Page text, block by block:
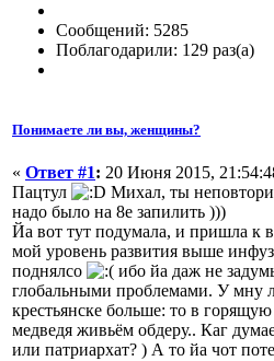
Сообщений: 5285
Поблагодарили: 129 раз(а)
Понимаете ли вы, женщины?
« Ответ #1: 20 Июня 2015,
Пацтул
Михал, ты
надо было на 8е запилить )))
Йа вот тут подумала, и пришла к
мой уровень развития выше
поднялсо
ибо йа даж не
глобальными проблемами. У мну
крестьянске больше: то в горящую
медведя живьём обдеру.. Каг
или патриархат? ) А то йа чот